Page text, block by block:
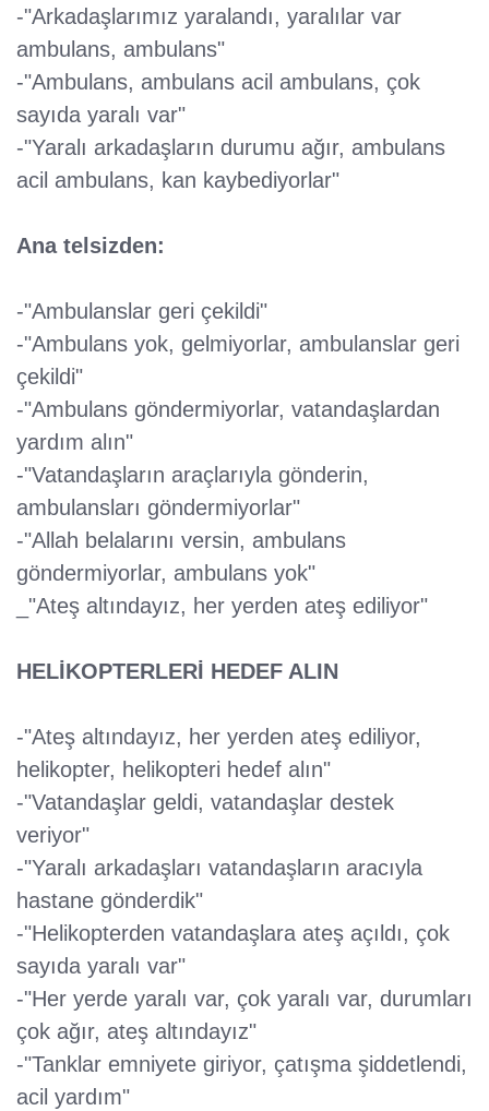
-"Arkadaşlarımız yaralandı, yaralılar var
ambulans, ambulans"
-"Ambulans, ambulans acil ambulans, çok
sayıda yaralı var"
-"Yaralı arkadaşların durumu ağır, ambulans
acil ambulans, kan kaybediyorlar"
Ana telsizden:
-"Ambulanslar geri çekildi"
-"Ambulans yok, gelmiyorlar, ambulanslar geri
çekildi"
-"Ambulans göndermiyorlar, vatandaşlardan
yardım alın"
-"Vatandaşların araçlarıyla gönderin,
ambulansları göndermiyorlar"
-"Allah belalarını versin, ambulans
göndermiyorlar, ambulans yok"
_"Ateş altındayız, her yerden ateş ediliyor"
HELİKOPTERLERİ HEDEF ALIN
-"Ateş altındayız, her yerden ateş ediliyor,
helikopter, helikopteri hedef alın"
-"Vatandaşlar geldi, vatandaşlar destek
veriyor"
-"Yaralı arkadaşları vatandaşların aracıyla
hastane gönderdik"
-"Helikopterden vatandaşlara ateş açıldı, çok
sayıda yaralı var"
-"Her yerde yaralı var, çok yaralı var, durumları
çok ağır, ateş altındayız"
-"Tanklar emniyete giriyor, çatışma şiddetlendi,
acil yardım"